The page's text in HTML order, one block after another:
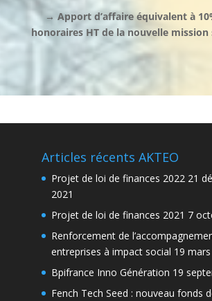
→ Apport d’affaire équivalent à
honoraires HT de la nouvelle mission
Articles récents AKTEO
Projet de loi de finances 2022 21
2021
Projet de loi de finances 2021 7
Renforcement de
entreprises à impact social 19
Bpifrance Inno Génération 19
Fench Tech Seed : nouveau fonds